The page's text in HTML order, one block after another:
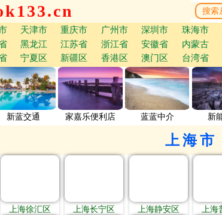
天津市 重庆市 广州市 深圳市 珠海市
黑龙江 江苏省 浙江省 安徽省 内蒙古
宁夏区 新疆区 香港区 澳门区 台湾省
新蓝交通 家嘉乐便利店 蓝蓝中介 新
上海市
上海徐汇区 上海长宁区 上海静安区 上